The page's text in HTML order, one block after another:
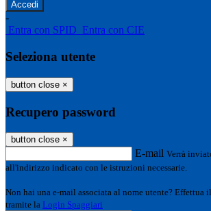
-
Entra con SPID Entra con CIE
Seleziona utente
button close ×
Recupero password
button close ×
E-mail Verrà
all'indirizzo indicato con le istruzioni necessarie.
Non hai una e-mail associata al nome utente? Effettua
tramite la Login Spaggiari